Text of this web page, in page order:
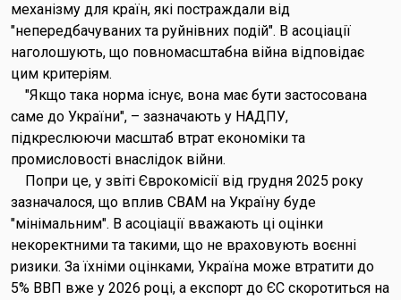
механізму для країн, які постраждали від
"непередбачуваних та руйнівних подій". В асоціації
наголошують, що повномасштабна війна відповідає
цим критеріям.
"Якщо така норма існує, вона має бути застосована
саме до України", – зазначають у НАДПУ,
підкреслюючи масштаб втрат економіки та
промисловості внаслідок війни.
Попри це, у звіті Єврокомісії від грудня 2025 року
зазначалося, що вплив CBAM на Україну буде
"мінімальним". В асоціації вважають ці оцінки
некоректними та такими, що не враховують воєнні
ризики. За їхніми оцінками, Україна може втратити до
5% ВВП вже у 2026 році, а експорт до ЄС скоротиться на